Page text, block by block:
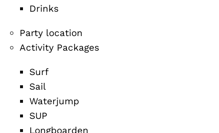
Drinks
Party location
Activity Packages
Surf
Sail
Waterjump
SUP
Longboarden